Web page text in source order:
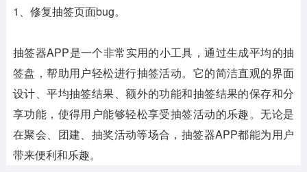
1、修复抽签页面bug。
抽签器APP是一个非常实用的小工具，通过生成平均的抽
签盘，帮助用户轻松进行抽签活动。它的简洁直观的界面
设计、平均抽签结果、额外的功能和抽签结果的保存和分
享功能，使得用户能够轻松享受抽签活动的乐趣。无论是
在聚会、团建、抽奖活动等场合，抽签器APP都能为用户
带来便利和乐趣。